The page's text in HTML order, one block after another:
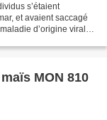
s’étaient
et avaient saccagé
d’origine virale
MON 810